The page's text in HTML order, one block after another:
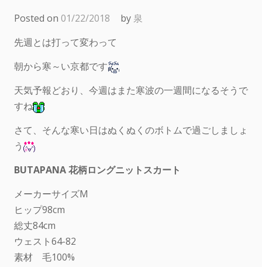
Posted on 01/22/2018 by 泉
先週とは打って変わって
朝から寒～い京都です
天気予報どおり、今週はまた寒波の一週間になるそうで
すね
さて、そんな寒い日はぬくぬくのボトムで過ごしましょ
う
BUTAPANA 花柄ロングニットスカート
メーカーサイズM
ヒップ98cm
総丈84cm
ウェスト64-82
素材 毛100%